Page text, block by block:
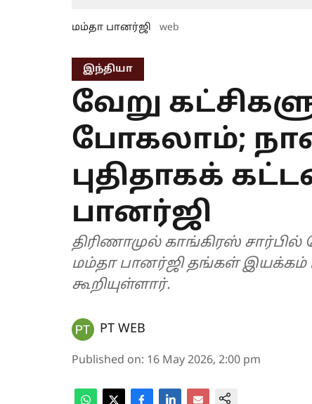
மம்தா பானர்ஜி web
இந்தியா
வேறு
போகலாம்;
புதிதாகக்
பானர்ஜி
திரிணாமுல் காங்கிரஸ்
மம்தா பானர்ஜி தங்கள் இயக்கம்
கூறியுள்ளார்.
PT WEB
Published on: 16 May 2026, 2:00 pm